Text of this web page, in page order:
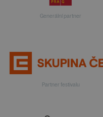
Generální partner
Partner festivalu